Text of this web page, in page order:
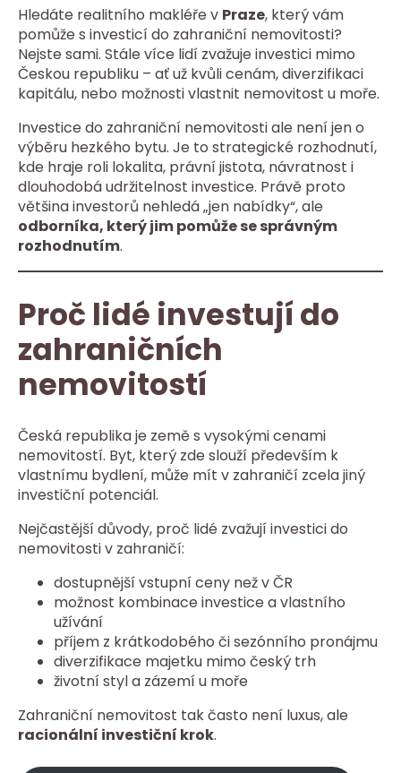
Hledáte realitního makléře v Praze, který vám
pomůže s investicí do zahraniční nemovitosti?
Nejste sami. Stále více lidí zvažuje investici mimo
Českou republiku – ať už kvůli cenám, diverzifikaci
kapitálu, nebo možnosti vlastnit nemovitost u moře.
Investice do zahraniční nemovitosti ale není jen o
výběru hezkého bytu. Je to strategické rozhodnutí,
kde hraje roli lokalita, právní jistota, návratnost i
dlouhodobá udržitelnost investice. Právě proto
většina investorů nehledá „jen nabídky“, ale
odborníka, který jim pomůže se správným
rozhodnutím.
Proč lidé investují do
zahraničních
nemovitostí
Česká republika je země s vysokými cenami
nemovitostí. Byt, který zde slouží především k
vlastnímu bydlení, může mít v zahraničí zcela jiný
investiční potenciál.
Nejčastější důvody, proč lidé zvažují investici do
nemovitosti v zahraničí:
dostupnější vstupní ceny než v ČR
možnost kombinace investice a vlastního
užívání
příjem z krátkodobého či sezónního pronájmu
diverzifikace majetku mimo český trh
životní styl a zázemí u moře
Zahraniční nemovitost tak často není luxus, ale
racionální investiční krok.